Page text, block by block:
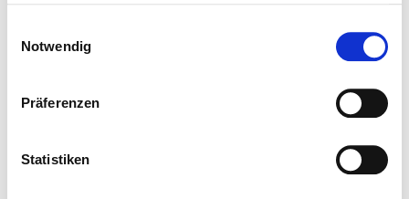
Notwendig
Präferenzen
Statistiken